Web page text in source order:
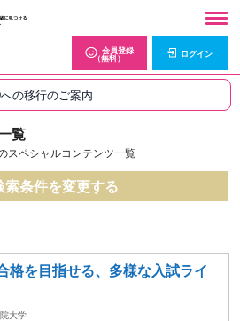
会員登録
（無料）
ログイン
の移行のご案内
覧
スペシャルコンテンツ一覧
索条件を変更する
格を目指せる、多様な入試ライ
大学